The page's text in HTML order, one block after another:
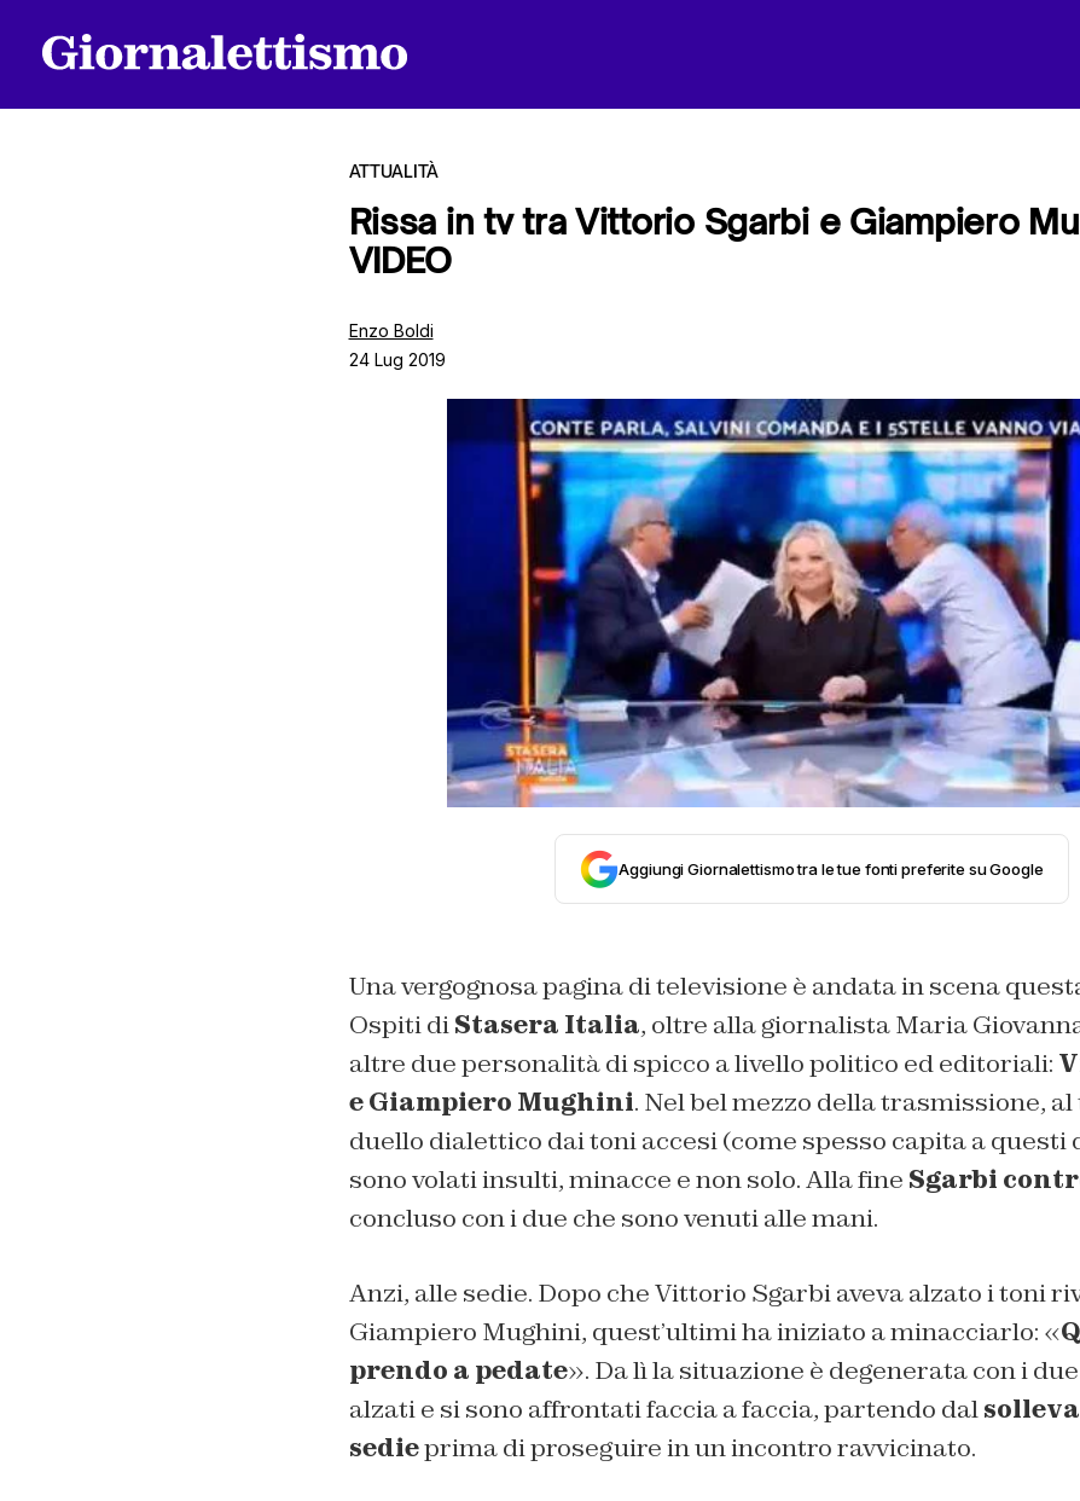
ATTUALITÀ
Rissa in tv tra Vittorio Sgarbi e Giampiero
VIDEO
Enzo Boldi
24 Lug 2019
Aggiungi Giornalettismo tra le tue fonti preferite su Google
Una vergognosa pagina di televisione è andata in scena
Ospiti diStasera Italia, oltre alla giornalista Maria
altre due personalità di spicco a livello politico ed editoriali:
e Giampiero Mughini. Nel bel mezzo della trasmissione,
duello dialettico dai toni accesi (come spesso capita a questi
sono volati insulti, minacce e non solo. Alla fine Sgarbi
concluso con i due che sono venuti alle mani.
Anzi, alle sedie. Dopo che Vittorio Sgarbi aveva alzato i toni
Giampiero Mughini, quest’ultimi ha iniziato a minacciarlo: «
prendo a pedate». Da lì la situazione è degenerata con i
alzati e si sono affrontati faccia a faccia, partendo dal
sedieprima di proseguire in un incontro ravvicinato.